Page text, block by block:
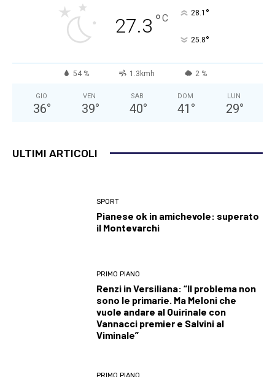
27.3 °C 28.1 °
25.8°
54 % 1.3kmh 2 %
GIO
36°
VEN
39°
SAB
40°
DOM
41 °
LUN
29°
ULTIMI ARTICOLI
SPORT
Pianese ok in amichevole: superato
il Montevarchi
PRIMO PIANO
Renzi in Versiliana: “Il problema non
sono le primarie. Ma Meloni che
vuole andare al Quirinale con
Vannacci premier e Salvini al
Viminale”